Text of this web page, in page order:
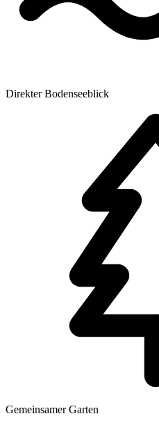
Direkter Bodenseeblick
Gemeinsamer Garten